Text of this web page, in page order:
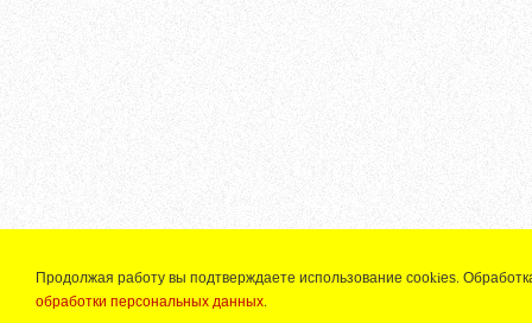
Продолжая работу вы подтверждаете использование сооkiеѕ.
обработки персональных данных.